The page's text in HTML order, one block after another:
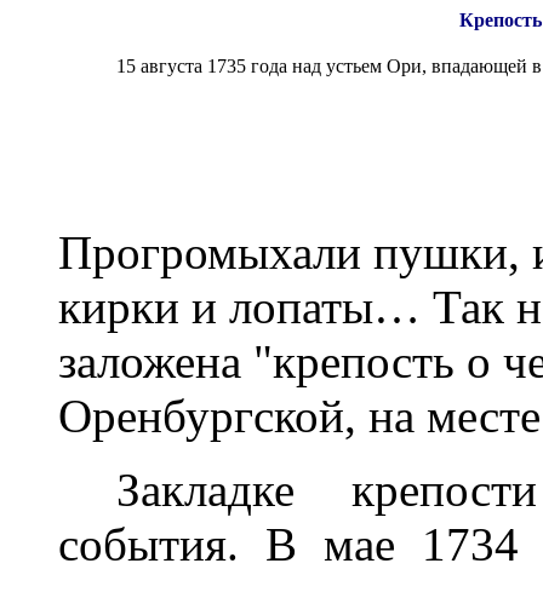
15 августа 1735 года над устьем Ори,
Прогромыхали пушки, и
кирки и лопаты… Так
заложена "крепость о
Оренбургской, на
Закладке
события. В мае 1734